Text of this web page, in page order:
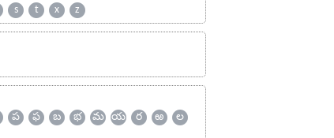
s t x z
ప ఫ బ భ మ య ర ఱ
ల